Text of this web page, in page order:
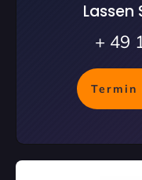
Lassen
+ 49
Termin